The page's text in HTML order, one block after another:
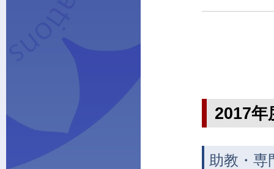
2017年
助教・専